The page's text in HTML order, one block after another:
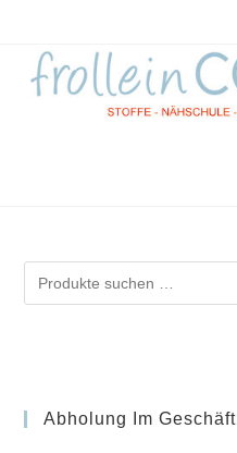
springen
Abholung Im Geschäft